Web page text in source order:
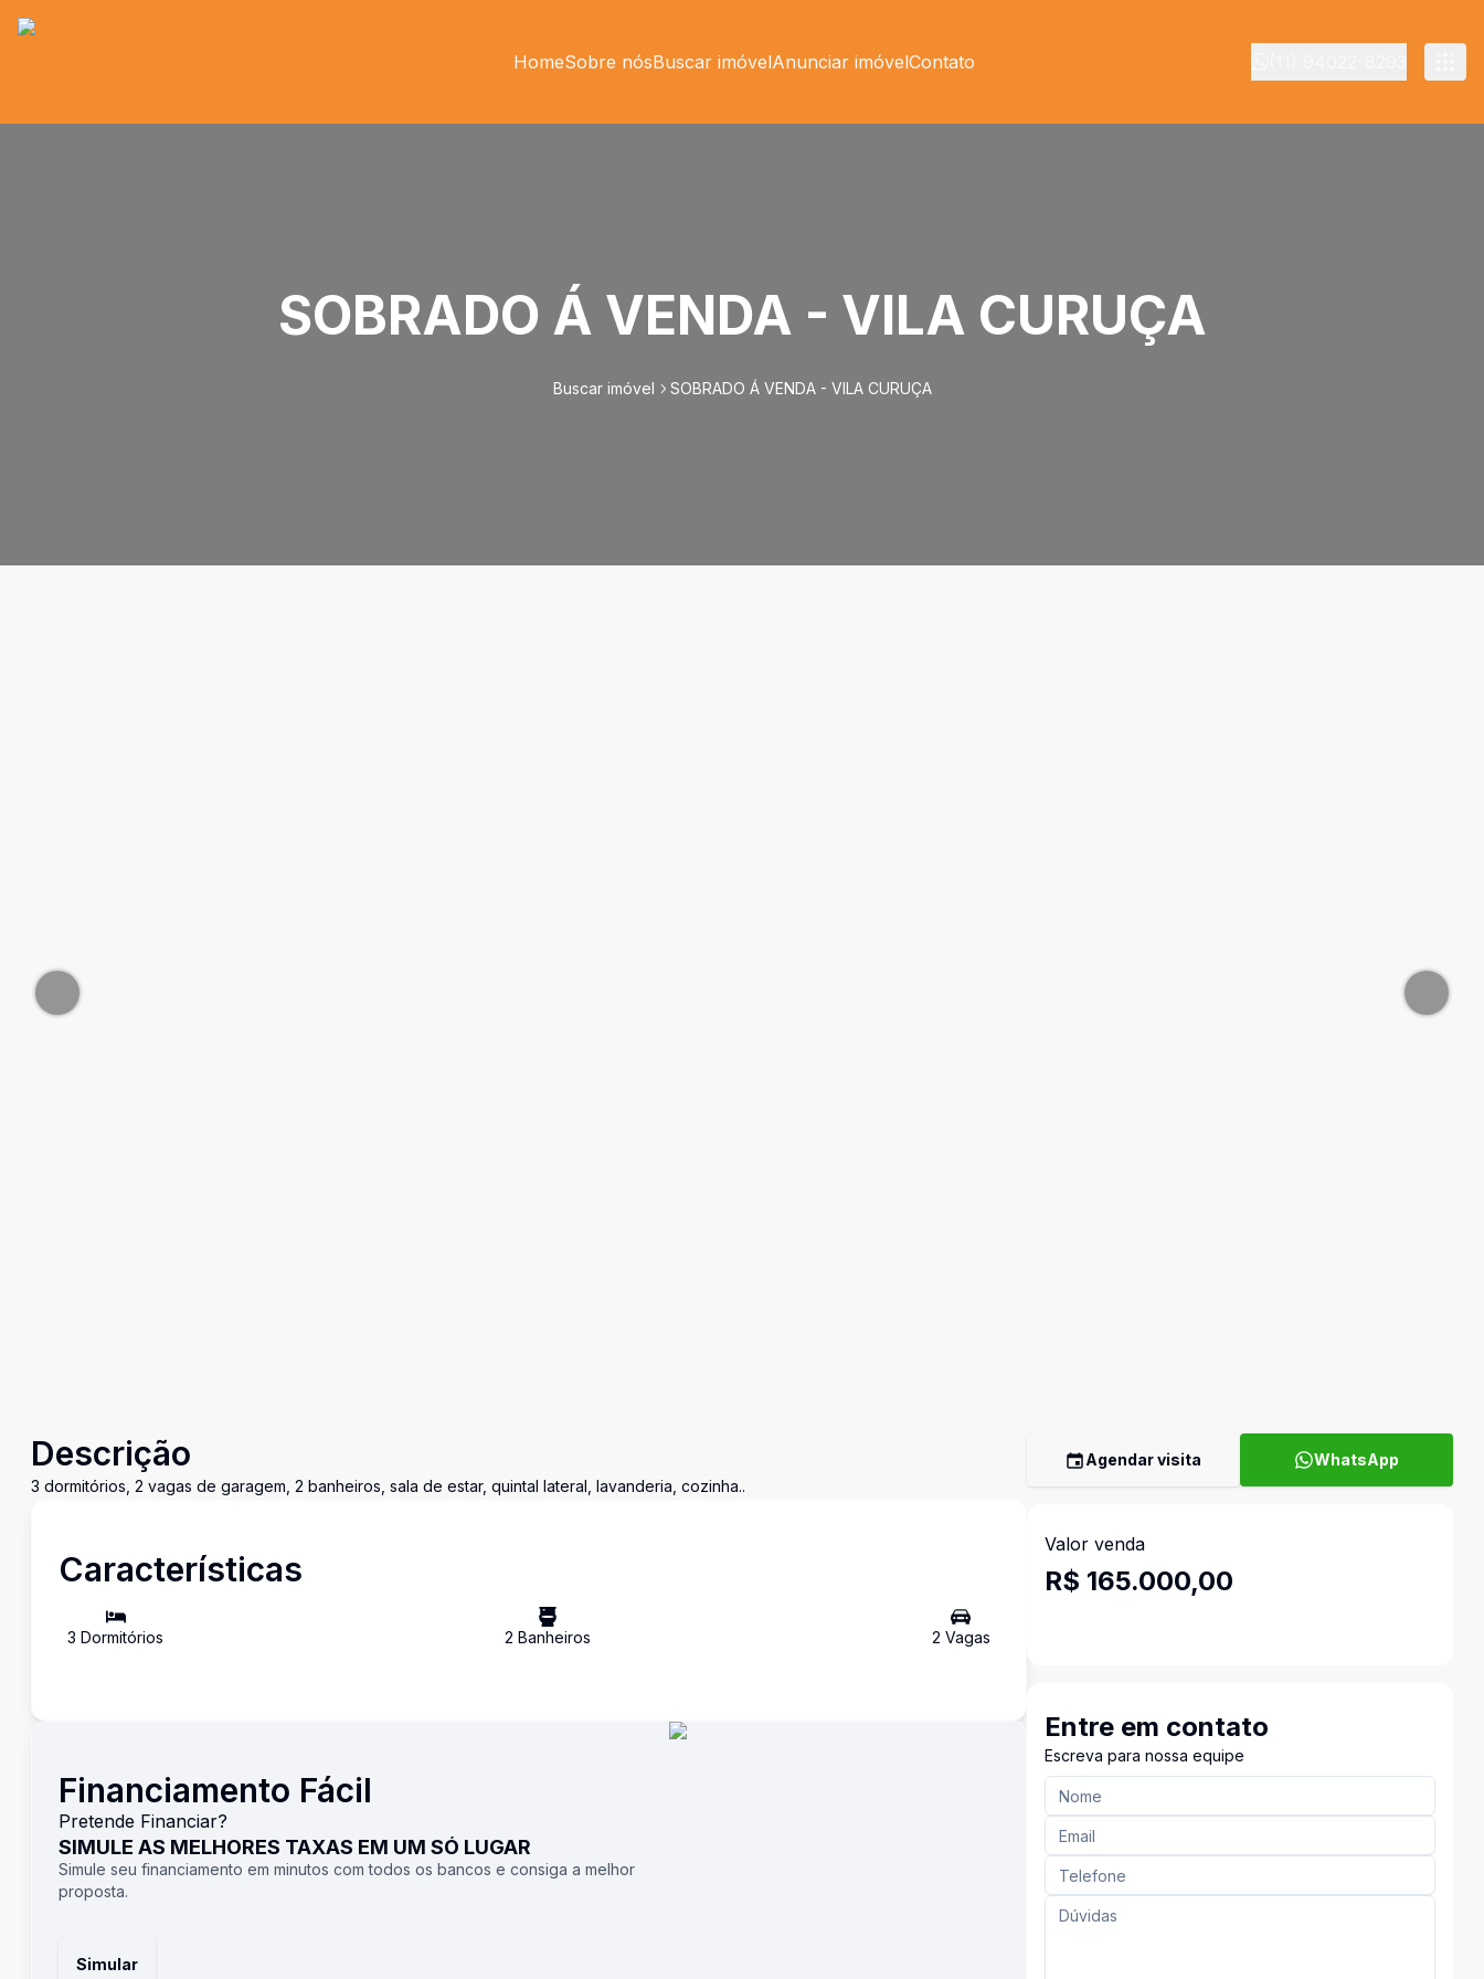
HomeSobre nósBuscar imóvelAnunciar imóvelContato
SOBRADO Á VENDA - VILA CURUÇA
Buscar imóvel SOBRADO Á VENDA - VILA CURUÇA
Descrição
3 dormitórios, 2 vagas de garagem, 2 banheiros, sala de estar, quintal lateral, lavanderia, cozinha..
Características
3 Dormitórios 2 Banheiros 2 Vagas
Financiamento Fácil
Pretende Financiar?
SIMULE AS MELHORES TAXAS EM UM SÓ LUGAR
Simule seu financiamento em minutos com todos os bancos e consiga a melhor
proposta.
Simular
Agendar visita WhatsApp
Valor venda
R$ 165.000,00
Entre em contato
Escreva para nossa equipe